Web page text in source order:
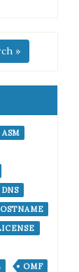
»
ASM
DNS
OMF